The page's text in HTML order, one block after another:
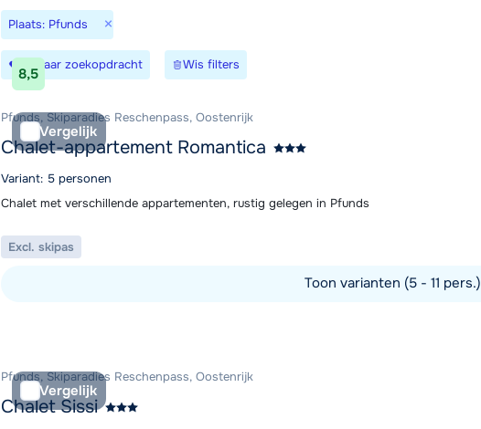
Plaats: Pfunds ×
Bewaar zoekopdracht Wis filters
8,5
Vergelijk
Pfunds, Skiparadies Reschenpass, Oostenrijk
Chalet-appartement Romantica
Variant: 5 personen
Chalet met verschillende appartementen, rustig gelegen in Pfunds
Excl. skipas
Toon varianten (5 - 11 pers.)
Vergelijk
Pfunds, Skiparadies Reschenpass, Oostenrijk
Chalet Sissi